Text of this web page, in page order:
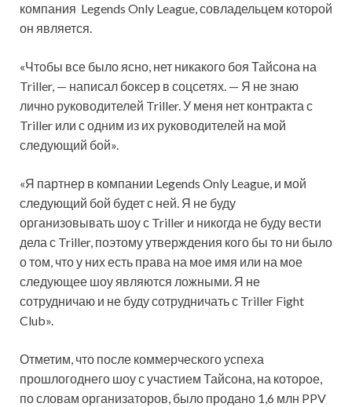
компания Legends Only League, совладельцем которой
он является.
«Чтобы все было ясно, нет никакого боя Тайсона на
Triller, — написал боксер в соцсетях. — Я не знаю
лично руководителей Triller. У меня нет контракта с
Triller или с одним из их руководителей на мой
следующий бой».
«Я партнер в компании Legends Only League, и мой
следующий бой будет с ней. Я не буду
организовывать шоу с Triller и никогда не буду вести
дела с Triller, поэтому утверждения кого бы то ни было
о том, что у них есть права на мое имя или на мое
следующее шоу являются ложными. Я не
сотрудничаю и не буду сотрудничать с Triller Fight
Club».
Отметим, что после коммерческого успеха
прошлогоднего шоу с участием Тайсона, на которое,
по словам организаторов, было продано 1,6 млн PPV